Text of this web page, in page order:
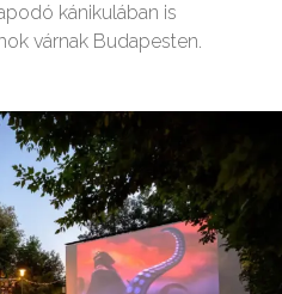
kánikulában is
várnak Budapesten.